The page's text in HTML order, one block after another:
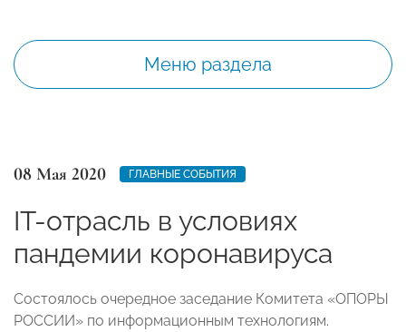
Меню раздела
08 Мая 2020 ГЛАВНЫЕ СОБЫТИЯ
IT-отрасль в условиях
пандемии коронавируса
Состоялось очередное заседание Комитета «ОПОРЫ
РОССИИ» по информационным технологиям.